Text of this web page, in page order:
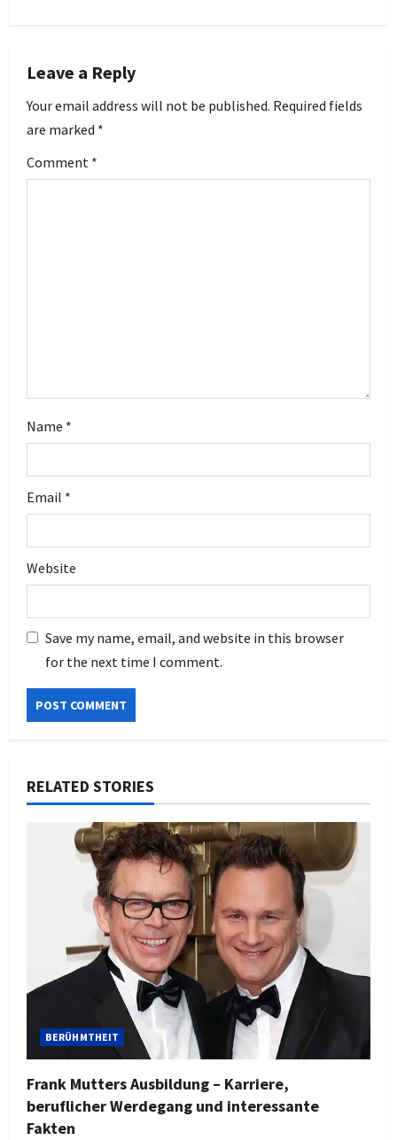
v
i
g
a
Leave a Reply
Your email address will not be published. Required fields
are marked *
Comment *
Name *
Email *
Website
Save my name, email, and website in this browser
for the next time I comment.
RELATED STORIES
BERÜHMTHEIT
Frank Mutters Ausbildung – Karriere,
beruflicher Werdegang und interessante
Fakten